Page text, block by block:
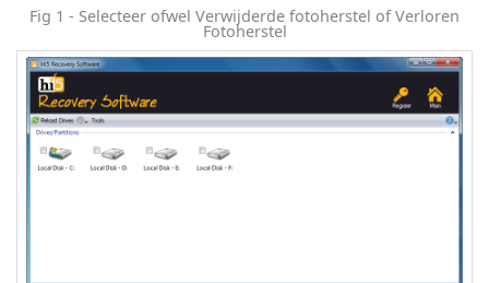
Fig 1 - Selecteer ofwel Verwijderde fotoherstel of Verloren
Fotoherstel